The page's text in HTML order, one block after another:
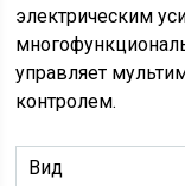
электрическим
управляет
контролем.
Вид